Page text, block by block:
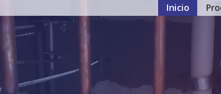
Inicio